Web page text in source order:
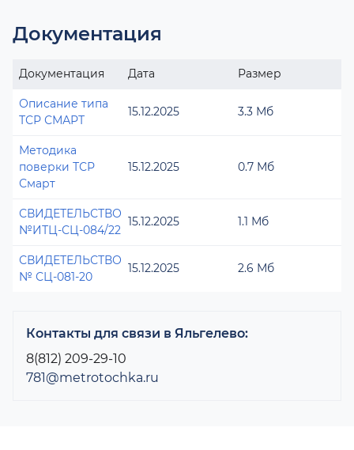
Документация
Документация Дата Размер
Описание типа
ТСР СМАРТ
15.12.2025 3.3 Мб
Методика
поверки ТСР
Смарт
15.12.2025 0.7 Мб
СВИДЕТЕЛЬСТВО
№ИТЦ-СЦ-084/22
15.12.2025 1.1 Мб
СВИДЕТЕЛЬСТВО
№ СЦ-081-20
15.12.2025 2.6 Мб
Контакты для связи в Яльгелево:
8(812) 209-29-10
781@metrotochka.ru